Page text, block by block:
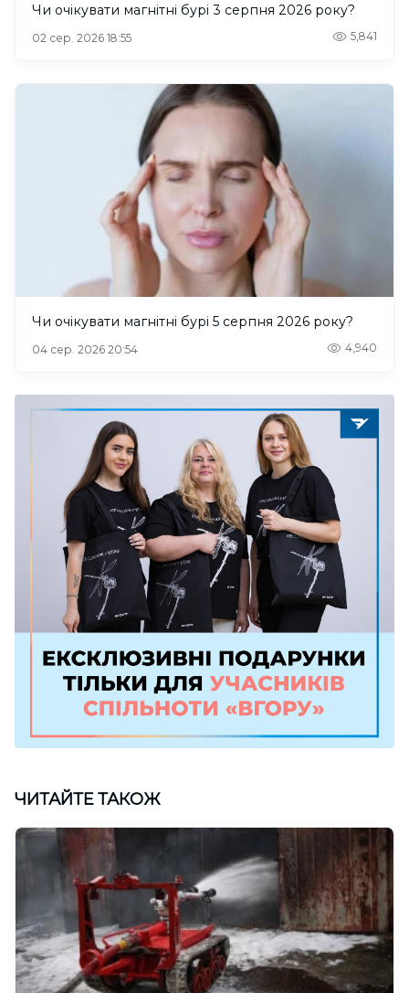
Чи очікувати магнітні бурі 3 серпня 2026 року?
02 сер. 2026 18:55 5,841
Чи очікувати магнітні бурі 5 серпня 2026 року?
04 сер. 2026 20:54 4,940
ЧИТАЙТЕ ТАКОЖ